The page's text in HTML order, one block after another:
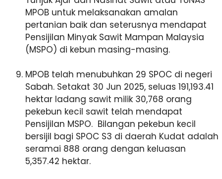
MPOB untuk melaksanakan amalan
pertanian baik dan seterusnya mendapat
Pensijilan Minyak Sawit Mampan Malaysia
(MSPO) di kebun masing-masing.
MPOB telah menubuhkan 29 SPOC di negeri
Sabah. Setakat 30 Jun 2025, seluas 191,193.41
hektar ladang sawit milik 30,768 orang
pekebun kecil sawit telah mendapat
Pensijilan MSPO. Bilangan pekebun kecil
bersijil bagi SPOC S3 di daerah Kudat adalah
seramai 888 orang dengan keluasan
5,357.42 hektar.